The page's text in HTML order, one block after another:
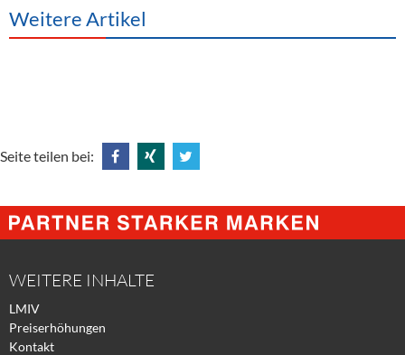
Weitere Artikel
Seite teilen bei:
@
Facebook
@
Xing
@
Twitter
WEITERE INHALTE
LMIV
Preiserhöhungen
Kontakt